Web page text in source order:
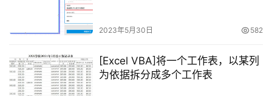
2023年5月30日 582
[Excel VBA]将一个工作表，以某列
为依据拆分成多个工作表